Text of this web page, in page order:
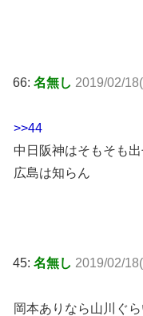
66: 名無し 2019/02/
>>44
中日阪神はそもそも
広島は知らん
45: 名無し 2019/02/
岡本ありなら山川ぐ